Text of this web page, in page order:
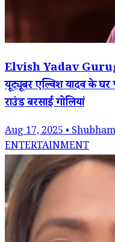
Elvish Yadav
यूट्यूबर एल्विश यादव के घर
राउंड बरसाईं गोलियां
Aug 17, 2025 •
ENTERTAINMENT